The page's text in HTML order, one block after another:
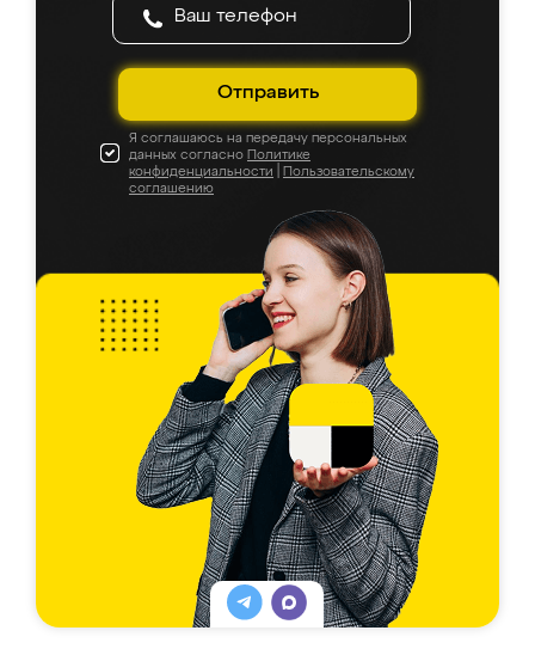
Отправить
Я соглашаюсь на передачу персональных
данных согласно Политике
конфиденциальности
Пользовательскому
соглашению